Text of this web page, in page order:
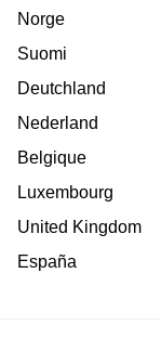
Norge
Suomi
Deutchland
Nederland
Belgique
Luxembourg
United Kingdom
España